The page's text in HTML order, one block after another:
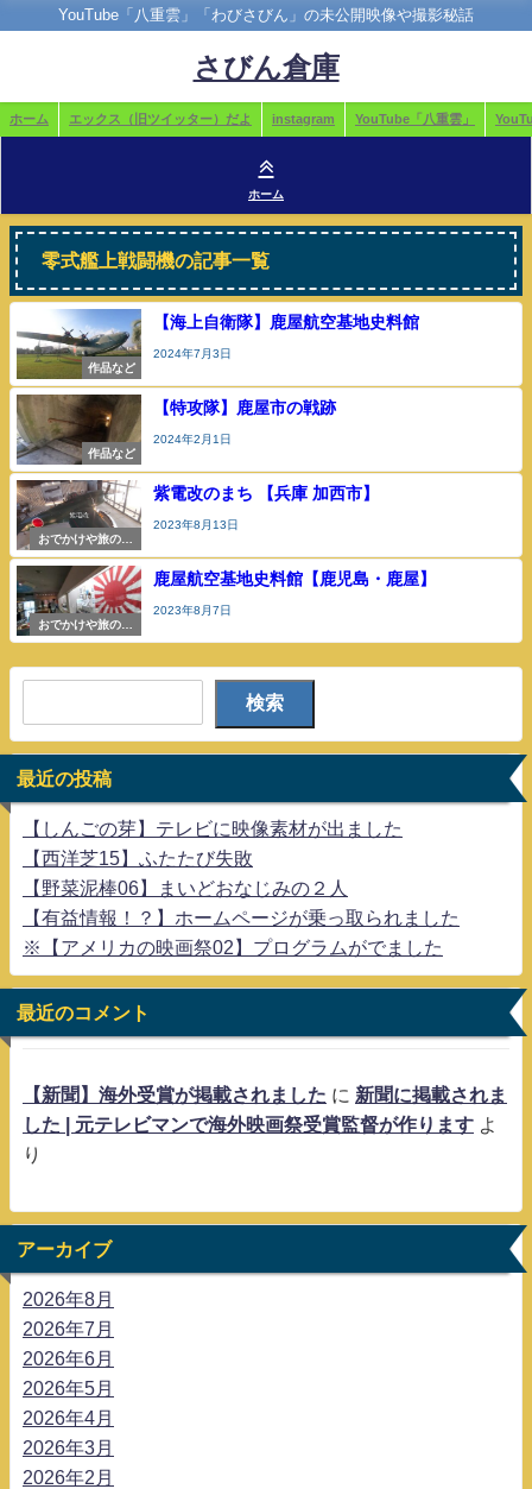
YouTube「八重雲」「わびさびん」の未公開映像や撮影秘話
さびん倉庫
ホーム エックス（旧ツイッター）だよ instagram YouTube「八重雲」
ホーム
零式艦上戦闘機の記事一覧
作品など
【海上自衛隊】鹿屋航空基地史料館
2024年7月3日
作品など
【特攻隊】鹿屋市の戦跡
2024年2月1日
おでかけや旅の参
考
紫電改のまち 【兵庫 加西市】
2023年8月13日
おでかけや旅の参
考
鹿屋航空基地史料館【鹿児島・鹿屋】
2023年8月7日
検索
最近の投稿
【しんごの芽】テレビに映像素材が出ました
【西洋芝15】ふたたび失敗
【野菜泥棒06】まいどおなじみの２人
【有益情報！？】ホームページが乗っ取られました
※【アメリカの映画祭02】プログラムがでました
最近のコメント
【新聞】海外受賞が掲載されました に 新聞に掲載されま
した | 元テレビマンで海外映画祭受賞監督が作ります よ
り
アーカイブ
2026年8月
2026年7月
2026年6月
2026年5月
2026年4月
2026年3月
2026年2月